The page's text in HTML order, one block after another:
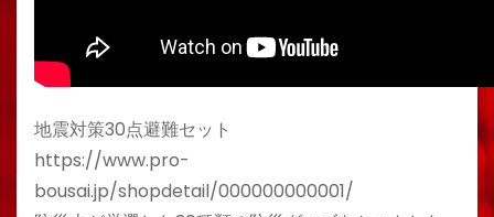
地震対策30点避難セット
https://www.pro-
bousai.jp/shopdetail/000000000001/